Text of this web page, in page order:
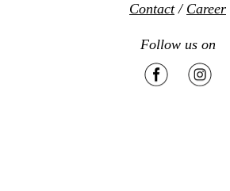
Contact/ Career
Follow us on